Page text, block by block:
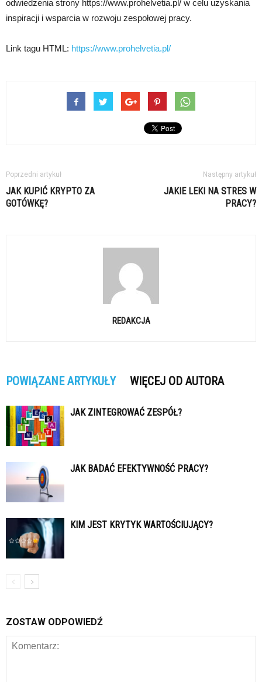
odwiedzenia strony https://www.prohelvetia.pl/ w celu uzyskania
inspiracji i wsparcia w rozwoju zespołowej pracy.
Link tagu HTML: https://www.prohelvetia.pl/
Poprzedni artykuł
JAK KUPIĆ KRYPTO ZA
GOTÓWKĘ?
Następny artykuł
JAKIE LEKI NA STRES W
PRACY?
REDAKCJA
POWIĄZANE ARTYKUŁY WIĘCEJ OD AUTORA
JAK ZINTEGROWAĆ ZESPÓŁ?
JAK BADAĆ EFEKTYWNOŚĆ PRACY?
KIM JEST KRYTYK WARTOŚCIUJĄCY?
ZOSTAW ODPOWIEDŹ